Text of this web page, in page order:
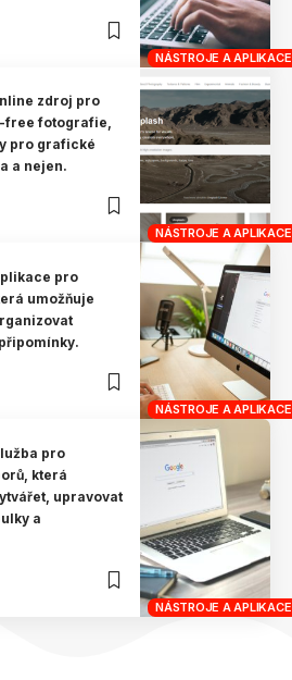
NÁSTROJE A APLIKACE
NÁSTROJE A APLIKACE
zdroj pro
free fotografie,
pro grafické
a nejen.
NÁSTROJE A APLIKACE
pro
umožňuje
NÁSTROJE A APLIKACE
pro
která
upravovat
a